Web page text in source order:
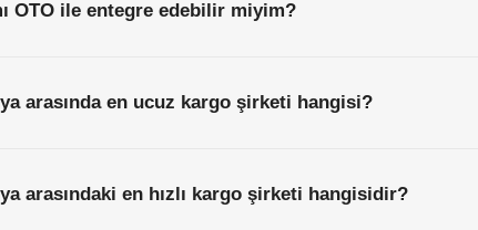
OTO ile entegre edebilir miyim?
arasında en ucuz kargo şirketi hangisi?
arasındaki en hızlı kargo şirketi hangisidir?